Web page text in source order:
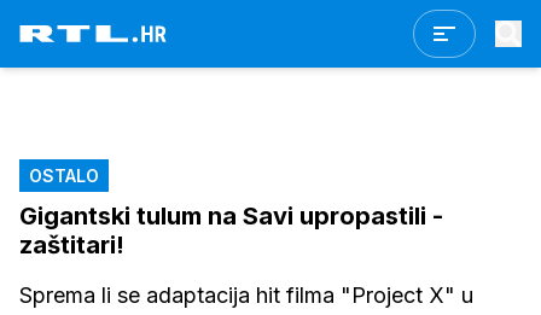
OSTALO
Gigantski tulum na Savi upropastili -
zaštitari!
Sprema li se adaptacija hit filma "Project X" u